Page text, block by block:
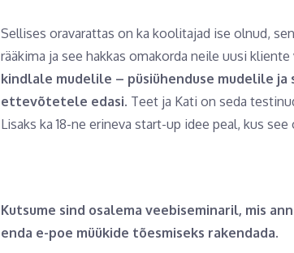
Sellises oravarattas on ka koolitajad ise olnud,
rääkima ja see hakkas omakorda neile uusi kliente
kindlale mudelile – püsiühenduse mudelile
ettevõtetele edasi. Teet ja Kati on seda
Lisaks ka 18-ne erineva start-up idee peal, kus
Kutsume sind osalema veebiseminaril, mis
enda e-poe müükide tõesmiseks rakendada.